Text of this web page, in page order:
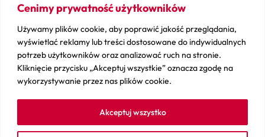
Cenimy prywatność użytkowników
Używamy plików cookie, aby poprawić jakość przeglądania,
wyświetlać reklamy lub treści dostosowane do indywidualnych
potrzeb użytkowników oraz analizować ruch na stronie.
Kliknięcie przycisku „Akceptuj wszystkie” oznacza zgodę na
wykorzystywanie przez nas plików cookie.
Akceptuj wszystko
i wiele innych
Sprawdź
Kontakt